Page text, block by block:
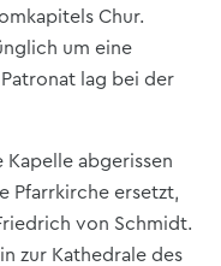
Chur.
um eine
lag bei der
Kapelle abgerissen
Pfarrkirche ersetzt,
von Schmidt.
zur Kathedrale des